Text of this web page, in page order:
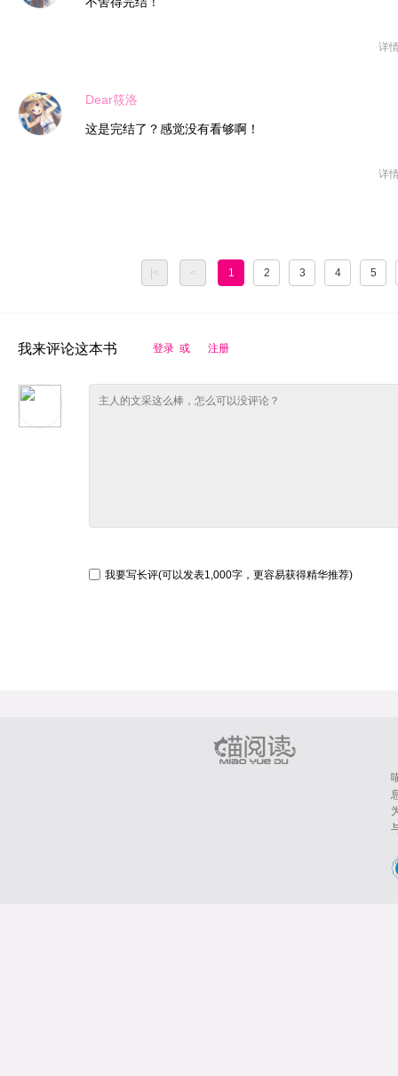
详
Dear筱洛
这是完结了？感觉没有看够啊！
详
|< < 1 2 3 4 5
我来评论这本书 登录 或 注册
我要写长评(可以发表1,000字，更容易获得精华推荐)